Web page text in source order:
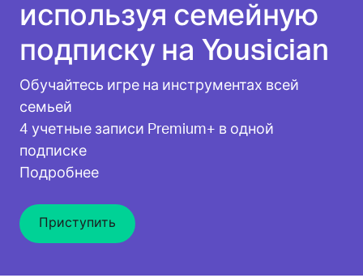
используя семейную
подписку на Yousician
Обучайтесь игре на инструментах всей
семьей
4 учетные записи Premium+ в одной
подписке
Подробнее
Приступить